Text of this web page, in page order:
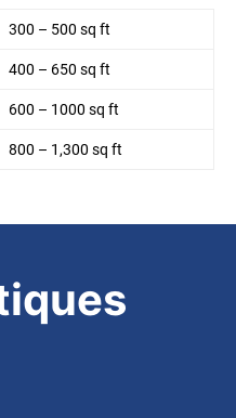
300 – 500 sq ft
400 – 650 sq ft
600 – 1000 sq ft
800 – 1,300 sq ft